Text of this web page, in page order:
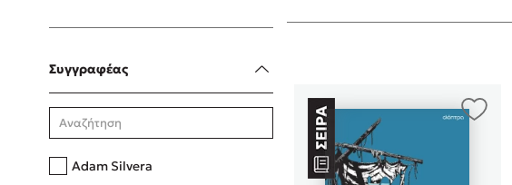
Δανάη Δεληγεώργη
Συγγραφέας
Adam Silvera